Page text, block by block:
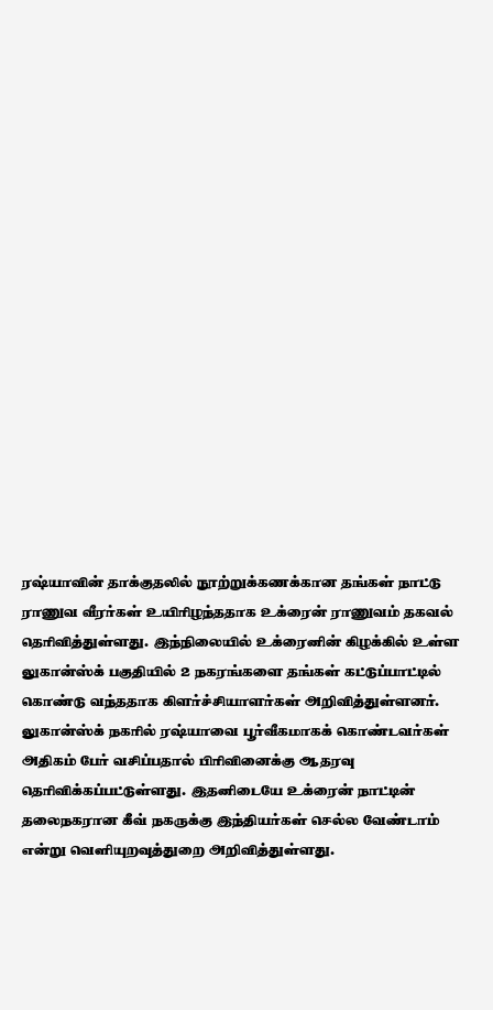
ரஷ்யாவின் தாக்குதலில் நூற்றுக்கணக்கான தங்கள் நாட்டு
ராணுவ வீரர்கள் உயிரிழந்ததாக உக்ரைன் ராணுவம் தகவல்
தெரிவித்துள்ளது. இந்நிலையில் உக்ரைனின் கிழக்கில் உள்ள
லுகான்ஸ்க் பகுதியில் 2 நகரங்களை தங்கள் கட்டுப்பாட்டில்
கொண்டு வந்ததாக கிளர்ச்சியாளர்கள் அறிவித்துள்ளனர்.
லுகான்ஸ்க் நகரில் ரஷ்யாவை பூர்வீகமாகக் கொண்டவர்கள்
அதிகம் பேர் வசிப்பதால் பிரிவினைக்கு ஆதரவு
தெரிவிக்கப்பட்டுள்ளது. இதனிடையே உக்ரைன் நாட்டின்
தலைநகரான கீவ் நகருக்கு இந்தியர்கள் செல்ல வேண்டாம்
என்று வெளியுறவுத்துறை அறிவித்துள்ளது.